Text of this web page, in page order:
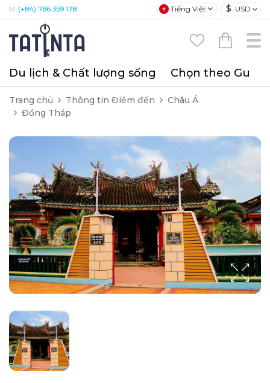
M: (+84) 786 359 178 Tiếng Việt $ USD
Du lịch & Chất lượng sống Chọn theo Gu
Trang chủ Thông tin Điểm đến
Châu Á
Đồng Tháp